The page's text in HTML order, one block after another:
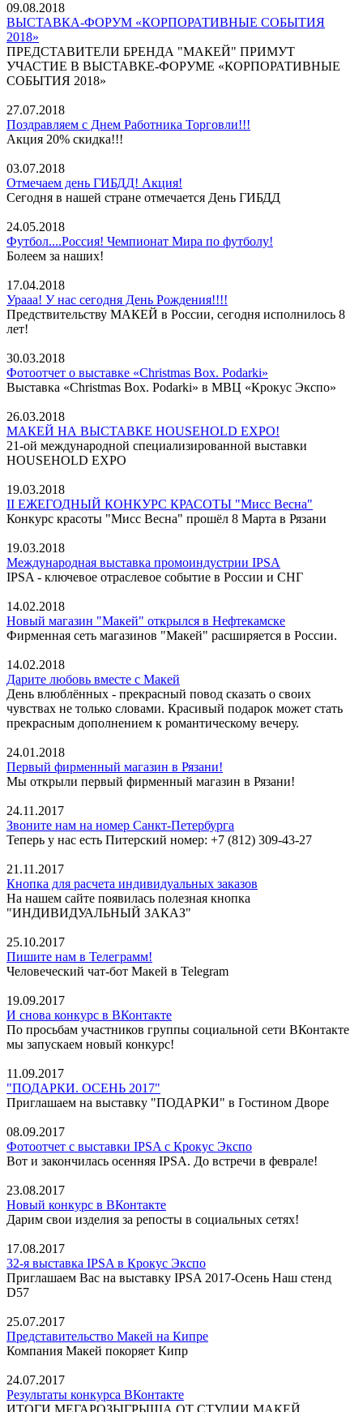
09.08.2018
ВЫСТАВКА-ФОРУМ «КОРПОРАТИВНЫЕ СОБЫТИЯ
2018»
ПРЕДСТАВИТЕЛИ БРЕНДА "МАКЕЙ" ПРИМУТ
УЧАСТИЕ В ВЫСТАВКЕ-ФОРУМЕ «КОРПОРАТИВНЫЕ
СОБЫТИЯ 2018»
27.07.2018
Поздравляем с Днем Работника Торговли!!!
Акция 20% скидка!!!
03.07.2018
Отмечаем день ГИБДД! Акция!
Сегодня в нашей стране отмечается День ГИБДД
24.05.2018
Футбол....Россия! Чемпионат Мира по футболу!
Болеем за наших!
17.04.2018
Урааа! У нас сегодня День Рождения!!!!
Предствительству МАКЕЙ в России, сегодня исполнилось 8
лет!
30.03.2018
Фотоотчет о выставке «Christmas Box. Podarki»
Выставка «Christmas Box. Podarki» в МВЦ «Крокус Экспо»
26.03.2018
МАКЕЙ НА ВЫСТАВКЕ HOUSEHOLD EXPO!
21-ой международной специализированной выставки
HOUSEHOLD EXPO
19.03.2018
II ЕЖЕГОДНЫЙ КОНКУРС КРАСОТЫ "Мисс Весна"
Конкурс красоты "Мисс Весна" прошёл 8 Марта в Рязани
19.03.2018
Международная выставка промоиндустрии IPSA
IPSA - ключевое отраслевое событие в России и СНГ
14.02.2018
Новый магазин "Макей" открылся в Нефтекамске
Фирменная сеть магазинов "Макей" расширяется в России.
14.02.2018
Дарите любовь вместе с Макей
День влюблённых - прекрасный повод сказать о своих
чувствах не только словами. Красивый подарок может стать
прекрасным дополнением к романтическому вечеру.
24.01.2018
Первый фирменный магазин в Рязани!
Мы открыли первый фирменный магазин в Рязани!
24.11.2017
Звоните нам на номер Санкт-Петербурга
Теперь у нас есть Питерский номер: +7 (812) 309-43-27
21.11.2017
Кнопка для расчета индивидуальных заказов
На нашем сайте появилась полезная кнопка
"ИНДИВИДУАЛЬНЫЙ ЗАКАЗ"
25.10.2017
Пишите нам в Телеграмм!
Человеческий чат-бот Макей в Telegram
19.09.2017
И снова конкурс в ВКонтакте
По просьбам участников группы социальной сети ВКонтакте
мы запускаем новый конкурс!
11.09.2017
"ПОДАРКИ. ОСЕНЬ 2017"
Приглашаем на выставку "ПОДАРКИ" в Гостином Дворе
08.09.2017
Фотоотчет с выставки IPSA с Крокус Экспо
Вот и закончилась осенняя IPSA. До встречи в феврале!
23.08.2017
Новый конкурс в ВКонтакте
Дарим свои изделия за репосты в социальных сетях!
17.08.2017
32-я выставка IPSA в Крокус Экспо
Приглашаем Вас на выставку IPSA 2017-Осень Наш стенд
D57
25.07.2017
Представительство Макей на Кипре
Компания Макей покоряет Кипр
24.07.2017
Результаты конкурса ВКонтакте
ИТОГИ МЕГАРОЗЫГРЫША ОТ СТУДИИ МАКЕЙ